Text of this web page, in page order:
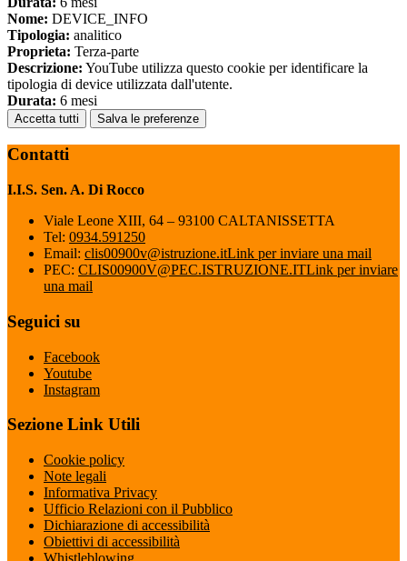
Nome: DEVICE_INFO
Tipologia: analitico
Proprieta: Terza-parte
Descrizione: YouTube utilizza questo cookie per identificare la
tipologia di device utilizzata dall'utente.
Durata: 6 mesi
Accetta tutti Salva le preferenze
Contatti
I.I.S. Sen. A. Di Rocco
Viale Leone XIII, 64 – 93100 CALTANISSETTA
Tel: 0934.591250
Email: clis00900v@istruzione.itLink per inviare una mail
PEC: CLIS00900V@PEC.ISTRUZIONE.ITLink per inviare
una mail
Seguici su
Facebook
Youtube
Instagram
Sezione Link Utili
Cookie policy
Note legali
Informativa Privacy
Ufficio Relazioni con il Pubblico
Dichiarazione di accessibilità
Obiettivi di accessibilità
Whistleblowing